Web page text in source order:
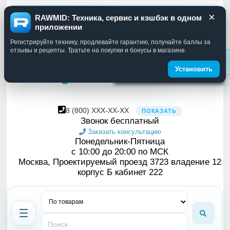
Москва RUB
Смена языка
в меню слева
8 (800) XXX-XX-XX ПОКАЗАТЬ
Звонок бесплатный
Заказать консультацию
Понедельник-Пятница
с 10:00 до 20:00 по МСК
Москва, Проектируемый проезд 3723 владение 12
корпус Б кабинет 222
RAWMID: Техника, сервис и кэшбэк в одном
приложении
×
Регистрируйте технику, продлевайте гарантию, получайте баллы за
отзывы и рецепты. Тратьте на покупки и бонусы в магазине.
Установить